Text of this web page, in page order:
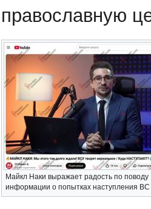
православную
Майкл Наки выражает радость по поводу
информации о попытках наступления